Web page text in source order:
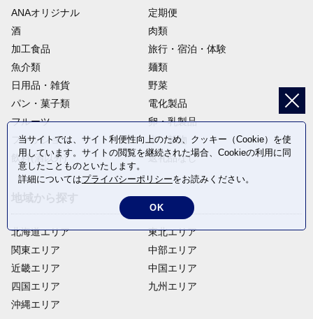
ANAオリジナル
定期便
酒
肉類
加工食品
旅行・宿泊・体験
魚介類
麺類
日用品・雑貨
野菜
パン・菓子類
電化製品
フルーツ
卵・乳製品
ファッション
米・穀物
飲料(酒以外)
返礼品なし
北海道エリア
関東エリア
近畿エリア
四国エリア
沖縄エリア
東北エリア
中部エリア
中国エリア
九州エリア
当サイトでは、サイト利便性向上のため、クッキー（Cookie）を使
用しています。サイトの閲覧を継続された場合、Cookieの利用に同
意したことものといたします。
詳細についてはプライバシーポリシーをお読みください。
OK